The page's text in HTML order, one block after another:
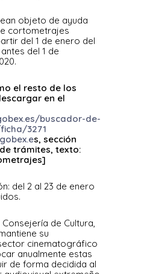
objeto de ayuda
cortometrajes
del 1 de enero del
del 1 de
el resto de los
en el
buscador-de-
3271
s, sección
trámites, texto:
del 2 al 23 de enero
de Cultura,
su
cinematográfico
anualmente estas
de forma decidida al